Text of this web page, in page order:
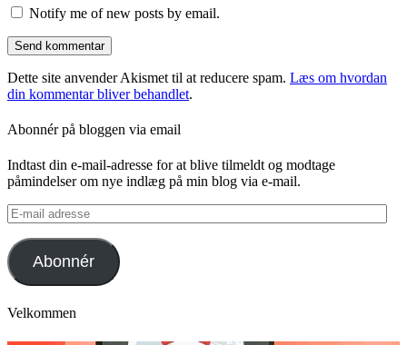
Notify me of new posts by email.
Dette site anvender Akismet til at reducere spam. Læs om hvordan
din kommentar bliver behandlet.
Abonnér på bloggen via email
Indtast din e-mail-adresse for at blive tilmeldt og modtage
påmindelser om nye indlæg på min blog via e-mail.
E-
mail
adresse
Abonnér
Velkommen